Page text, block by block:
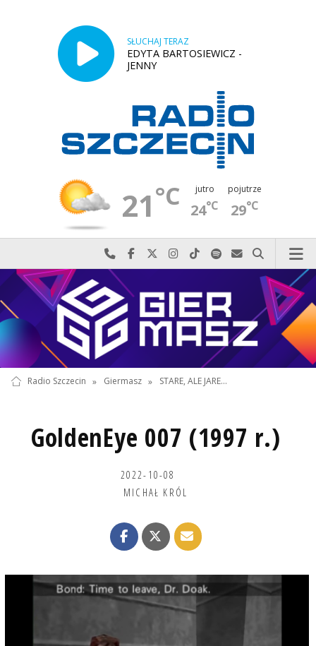
SŁUCHAJ TERAZ
EDYTA BARTOSIEWICZ -
JENNY
21°C jutro
24°C
pojutrze
29°C
Najlepiej po prostu do nas zadzwoń
Odwiedź nas na Facebook-u
Odwiedź nas na X
Odwiedź nas na Instagram-ie
Odwiedź nas na TikTok-u
Szukaj nas na Spotify
Wyślij do nas
Szukaj
Radio Szczecin » Giermasz » STARE, ALE JARE...
GoldenEye 007 (1997 r.)
2022-10-08
MICHAŁ KRÓL